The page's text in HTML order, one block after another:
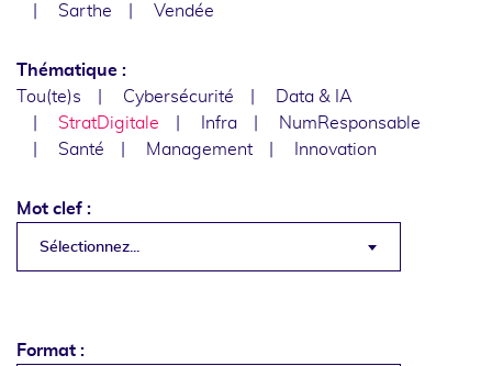
Sarthe
Vendée
Thématique :
Tou(te)s
Cybersécurité
Data & IA
StratDigitale
Infra
NumResponsable
Santé
Management Innovation
Mot clef :
Sélectionnez...
Format :